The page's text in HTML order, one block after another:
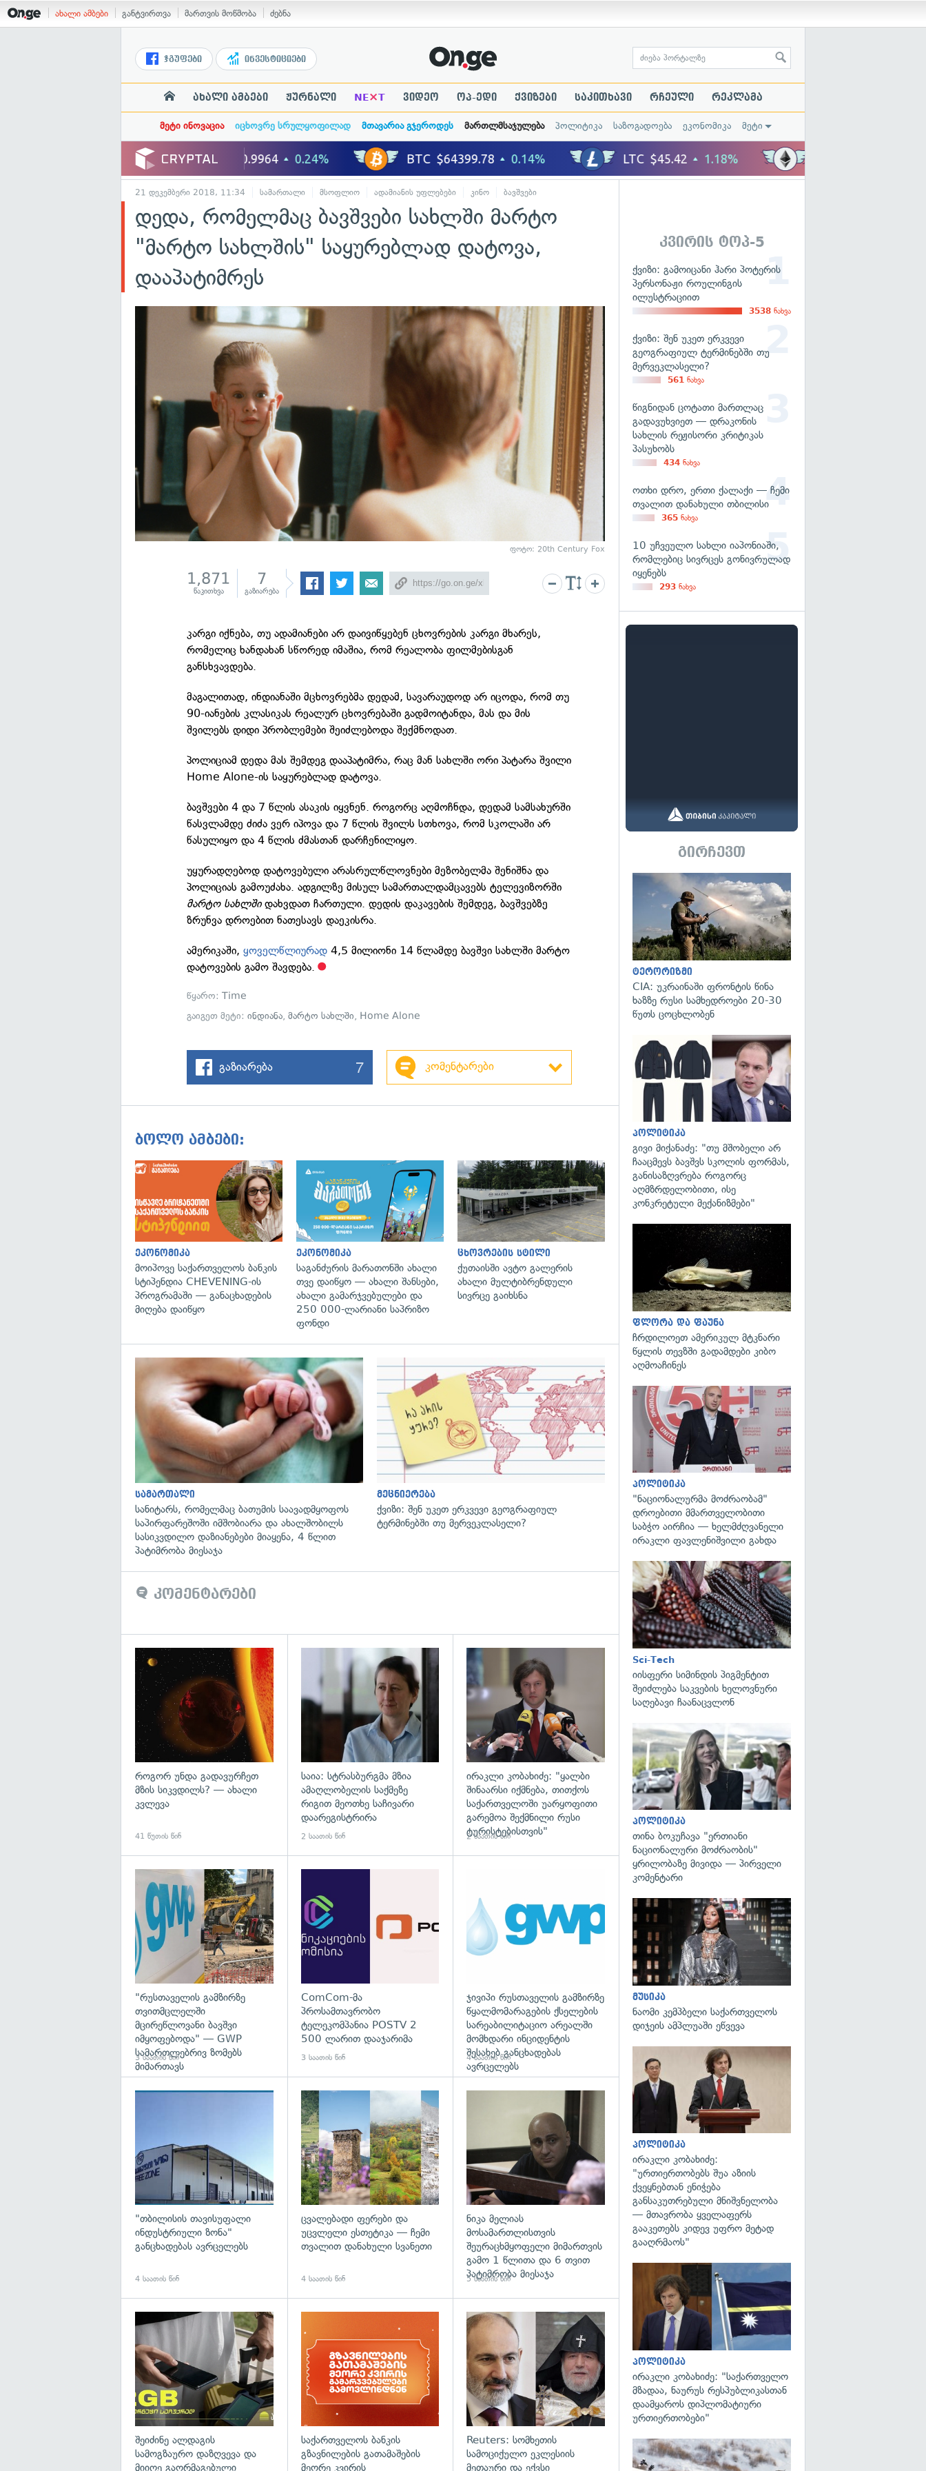
ახალი ამბები განტვირთვა მართვის მოწმობა ძებნა
ჯგუფები ინვესტიციები
ახალი ამბები ჟურნალი NE×T ვიდეო ოპ-ედი ქვიზები საკითხავი რჩეული რეკლამა
მეტი ინოვაცია იცხოვრე სრულყოფილად მთავარია გჯეროდეს მართლმსაჯულება პოლიტიკა საზოგადოება ეკონომიკა მეტი
21 დეკემბერი 2018, 11:34 სამართალი მსოფლიო ადამიანის უფლებები კინო ბავშვები
დედა, რომელმაც ბავშვები სახლში მარტო
"მარტო სახლშის" საყურებლად დატოვა,
დააპატიმრეს
ფოტო: 20th Century Fox
1,871
წაკითხვა
7
გაზიარება
კარგი იქნება, თუ ადამიანები არ დაივიწყებენ ცხოვრების კარგი მხარეს,
რომელიც ხანდახან სწორედ იმაშია, რომ რეალობა ფილმებისგან
განსხვავდება.
მაგალითად, ინდიანაში მცხოვრებმა დედამ, სავარაუდოდ არ იცოდა, რომ თუ
90-იანების კლასიკას რეალურ ცხოვრებაში გადმოიტანდა, მას და მის
შვილებს დიდი პრობლემები შეიძლებოდა შექმნოდათ.
პოლიციამ დედა მას შემდეგ დააპატიმრა, რაც მან სახლში ორი პატარა შვილი
Home Alone-ის საყურებლად დატოვა.
ბავშვები 4 და 7 წლის ასაკის იყვნენ. როგორც აღმოჩნდა, დედამ სამსახურში
წასვლამდე ძიძა ვერ იპოვა და 7 წლის შვილს სთხოვა, რომ სკოლაში არ
წასულიყო და 4 წლის ძმასთან დარჩენილიყო.
უყურადღებოდ დატოვებული არასრულწლოვნები მეზობელმა შენიშნა და
პოლიციას გამოუძახა. ადგილზე მისულ სამართალდამცავებს ტელევიზორში
მარტო სახლშიდახვდათ ჩართული. დედის დაკავების შემდეგ, ბავშვებზე
ზრუნვა დროებით ნათესავს დაეკისრა.
ამერიკაში,ყოველწლიურად 4,5 მილიონი 14 წლამდე ბავშვი სახლში მარტო
დატოვების გამო შავდება.
წყარო:Time
გაიგეთ მეტი:ინდიანა,მარტო სახლში, Home Alone
გაზიარება 7 კომენტარები
ბოლო ამბები:
ეკონომიკა
მოიპოვე საქართველოს ბანკის
სტიპენდია CHEVENING-ის
პროგრამაში — განაცხადების
მიღება დაიწყო
ეკონომიკა
საგანძურის მარათონში ახალი
თვე დაიწყო — ახალი შანსები,
ახალი გამარჯვებულები და
250 000-ლარიანი საპრიზო
ფონდი
ცხოვრების სტილი
ქუთაისში ავტო გალერის
ახალი მულტიბრენდული
სივრცე გაიხსნა
სამართალი
სანიტარს, რომელმაც ბათუმის საავადმყოფოს
საპირფარეშოში იმშობიარა და ახალშობილს
სასიკვდილო დაზიანებები მიაყენა, 4 წლით
პატიმრობა მიესაჯა
მეცნიერება
ქვიზი: შენ უკეთ ერკვევი გეოგრაფიულ
ტერმინებში თუ მერვეკლასელი?
კომენტარები
როგორ უნდა გადავურჩეთ
მზის სიკვდილს? — ახალი
კვლევა
41 წუთის წინ
გადახედვა
საია: სტრასბურგმა მზია
ამაღლობელის საქმეზე
რიგით მეოთხე საჩივარი
დაარეგისტრირა
2 საათის წინ
გადახედვა
ირაკლი კობახიძე: "ყალბი
შინაარსი იქმნება, თითქოს
საქართველოში უარყოფითი
გარემოა შექმნილი რუსი
ტურისტებისთვის"
2 საათის წინ
"რუსთაველის გამზირზე
თვითმცლელში
მცირეწლოვანი ბავშვი
იმყოფებოდა" — GWP
სამართლებრივ ზომებს
მიმართავს
3 საათის წინ
ComCom-მა
პროსამთავრობო
ტელეკომპანია POSTV 2
500 ლარით დააჯარიმა
3 საათის წინ
ჯივიპი რუსთაველის გამზირზე
წყალმომარაგების ქსელების
სარეაბილიტაციო არეალში
მომხდარი ინციდენტის
შესახებ განცხადებას
ავრცელებს
4 საათის წინ
გადახედვა
"თბილისის თავისუფალი
ინდუსტრიული ზონა"
განცხადებას ავრცელებს
4 საათის წინ
ცვალებადი ფერები და
უცვლელი ესთეტიკა — ჩემი
თვალით დანახული სვანეთი
4 საათის წინ
ნიკა მელიას
მოსამართლისთვის
შეურაცხმყოფელი მიმართვის
გამო 1 წლითა და 6 თვით
პატიმრობა მიესაჯა
5 საათის წინ
შეიძინე ალდაგის
სამოგზაურო დაზღვევა და
მიიღე გაორმაგებული
საქართველოს ბანკის
გზავნილების გათამაშების
მეორე კვირის
გადახედვა
Reuters: სომხეთის
სამოციქულო ეკლესიის
მეთაური და ექვსი
კვირის ტოპ-5
ქვიზი: გამოიცანი ჰარი პოტერის
პერსონაჟი როულინგის
ილუსტრაციით
3538 ნახვა
ქვიზი: შენ უკეთ ერკვევი
გეოგრაფიულ ტერმინებში თუ
მერვეკლასელი?
561 ნახვა
წიგნიდან ცოტათი მართლაც
გადავუხვიეთ — დრაკონის
სახლის რეჟისორი კრიტიკას
პასუხობს
434 ნახვა
ოთხი დრო, ერთი ქალაქი — ჩემი
თვალით დანახული თბილისი
365 ნახვა
10 უჩვეულო სახლი იაპონიაში,
რომლებიც სივრცეს გონივრულად
იყენებს
293 ნახვა
გირჩევთ
ტერორიზმი
CIA: უკრაინაში ფრონტის წინა
ხაზზე რუსი სამხედროები 20-30
წუთს ცოცხლობენ
პოლიტიკა
გივი მიქანაძე: "თუ მშობელი არ
ჩააცმევს ბავშვს სკოლის ფორმას,
განისაზღვრება როგორც
აღმზრდელობითი, ისე
კონკრეტული მექანიზმები"
ფლორა და ფაუნა
ჩრდილოეთ ამერიკულ მტკნარი
წყლის თევზში გადამდები კიბო
აღმოაჩინეს
პოლიტიკა
"ნაციონალურმა მოძრაობამ"
დროებითი მმართველობითი
საბჭო აირჩია — ხელმძღვანელი
ირაკლი ფავლენიშვილი გახდა
Sci-Tech
იისფერი სიმინდის პიგმენტით
შეიძლება საკვების ხელოვნური
საღებავი ჩაანაცვლონ
პოლიტიკა
თინა ბოკუჩავა "ერთიანი
ნაციონალური მოძრაობის"
ყრილობაზე მივიდა — პირველი
კომენტარი
მუსიკა
ნაომი კემპბელი საქართველოს
დიჯეის ამპლუაში ეწვევა
პოლიტიკა
ირაკლი კობახიძე:
"ურთიერთობებს შუა აზიის
ქვეყნებთან ენიჭება
განსაკუთრებული მნიშვნელობა
— მთავრობა ყველაფერს
გააკეთებს კიდევ უფრო მეტად
გააღრმაოს"
პოლიტიკა
ირაკლი კობახიძე: "საქართველო
მზადაა, ნაურუს რესპუბლიკასთან
დაამყაროს დიპლომატიური
ურთიერთობები"